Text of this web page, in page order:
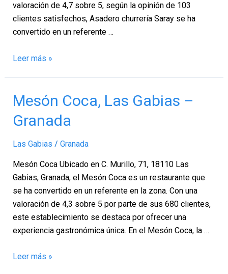
valoración de 4,7 sobre 5, según la opinión de 103
clientes satisfechos, Asadero churrería Saray se ha
convertido en un referente …
Leer más »
Mesón Coca, Las Gabias –
Granada
Las Gabias / Granada
Mesón Coca Ubicado en C. Murillo, 71, 18110 Las
Gabias, Granada, el Mesón Coca es un restaurante que
se ha convertido en un referente en la zona. Con una
valoración de 4,3 sobre 5 por parte de sus 680 clientes,
este establecimiento se destaca por ofrecer una
experiencia gastronómica única. En el Mesón Coca, la …
Mesón
Coca,
Las
–
Granada
Leer más »